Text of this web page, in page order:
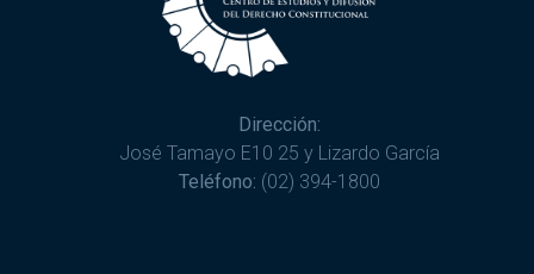
Dirección:
José Tamayo E10 25 y Lizardo García
Teléfono: (02) 394-1800